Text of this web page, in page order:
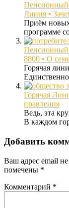
Линия •
Приём новых
программе
Пенсионный
8800 • О
Горячая
Горячая
правления
Ведь, эта
В каждом
Добавить
Ваш адрес email
помечены *
Комментарий *